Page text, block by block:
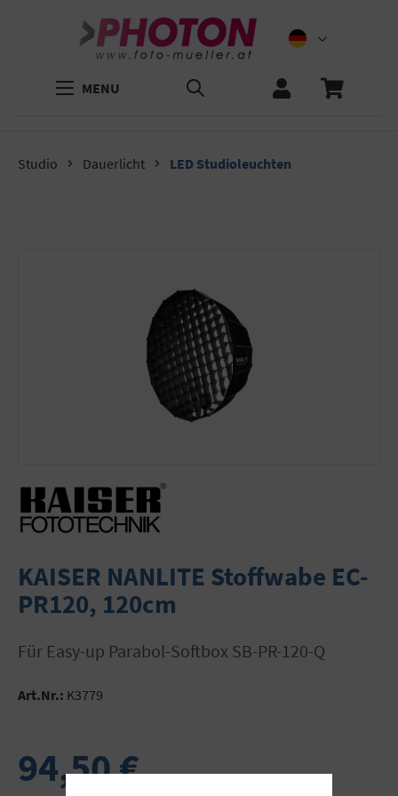
MENU
Studio Dauerlicht LED Studioleuchten
KAISER NANLITE Stoffwabe EC-
PR120, 120cm
Für Easy-up Parabol-Softbox SB-PR-120-Q
Art.Nr.: K3779
94,50 €